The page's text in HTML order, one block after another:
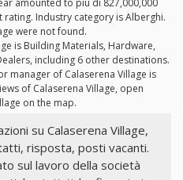
amounted to più di 827,000,000
rating. Industry category is Alberghi.
were not found.
is Building Materials, Hardware,
including 6 other destinations.
manager of Calaserena Village is
of Calaserena Village, open
on the map.
su Calaserena Village,
risposta, posti vacanti.
sul lavoro della società